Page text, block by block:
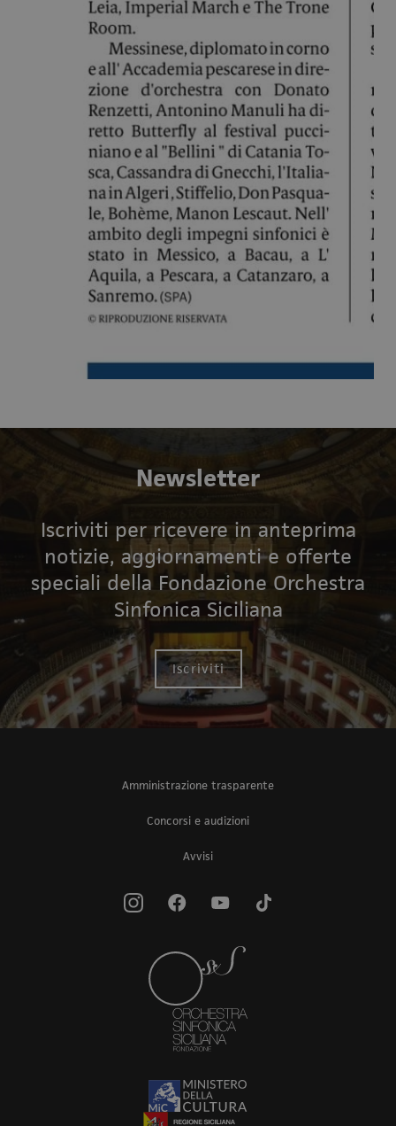
Newsletter
Iscriviti per ricevere in anteprima
notizie, aggiornamenti e offerte
speciali della Fondazione Orchestra
Sinfonica Siciliana
Iscriviti
Amministrazione trasparente
Concorsi e audizioni
Avvisi